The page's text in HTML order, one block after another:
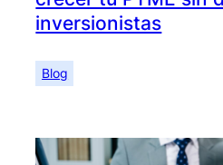
inversionistas
Blog